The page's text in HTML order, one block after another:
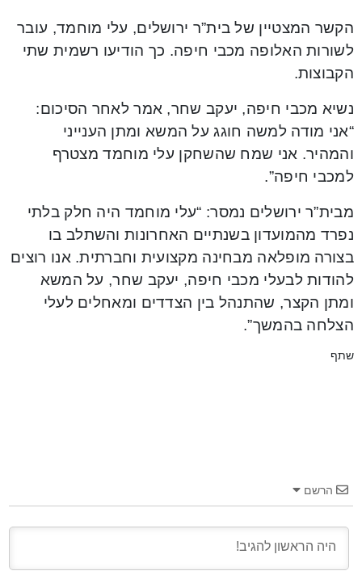
הקשר המצטיין של בית”ר ירושלים, עלי מוחמד, עובר
לשורות האלופה מכבי חיפה. כך הודיעו רשמית שתי
הקבוצות.
נשיא מכבי חיפה, יעקב שחר, אמר לאחר הסיכום:
“אני מודה למשה חוגג על המשא ומתן הענייני
והמהיר. אני שמח שהשחקן עלי מוחמד מצטרף
למכבי חיפה”.
מבית”ר ירושלים נמסר: “עלי מוחמד היה חלק בלתי
נפרד מהמועדון בשנתיים האחרונות והשתלב בו
בצורה מופלאה מבחינה מקצועית וחברתית. אנו רוצים
להודות לבעלי מכבי חיפה, יעקב שחר, על המשא
ומתן הקצר, שהתנהל בין הצדדים ומאחלים לעלי
הצלחה בהמשך”.
שתף
הרשם